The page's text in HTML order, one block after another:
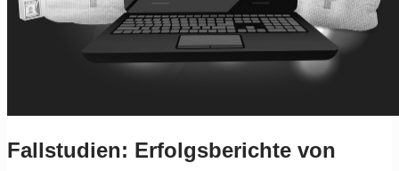
Fallstudien: Erfolgsberichte von